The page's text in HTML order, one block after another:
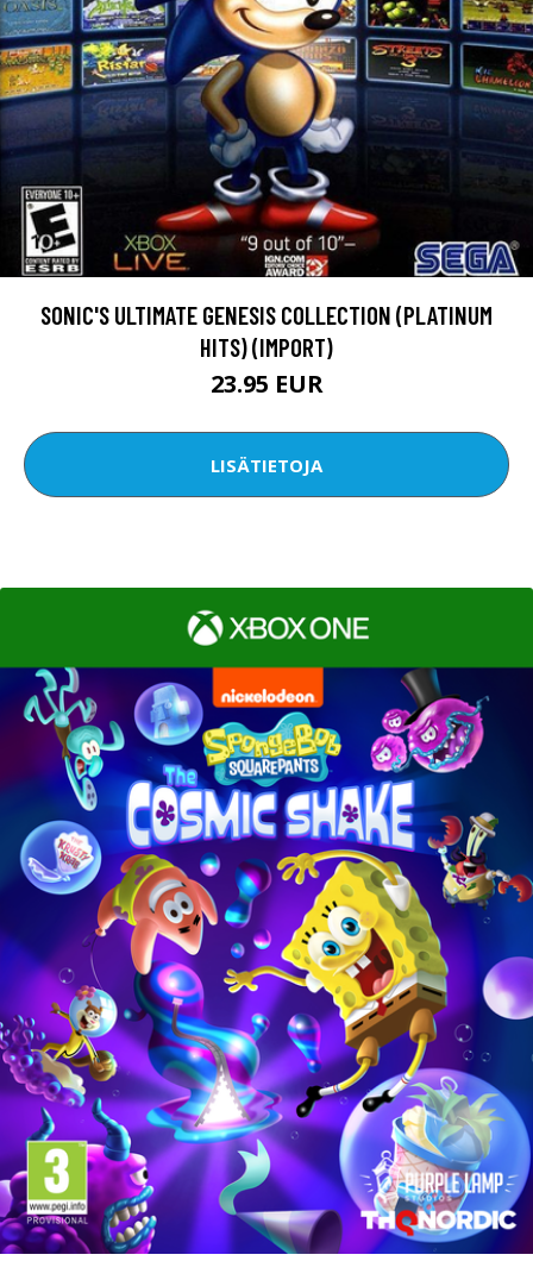
SONIC'S ULTIMATE GENESIS COLLECTION (PLATINUM
HITS) (IMPORT)
23.95 EUR
LISÄTIETOJA